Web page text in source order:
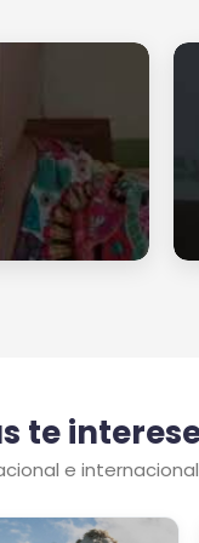
te
e